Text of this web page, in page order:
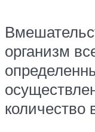
организм
количество